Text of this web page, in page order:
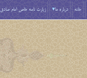
خانه درباره ما زیارت نامه خاص امام صادق